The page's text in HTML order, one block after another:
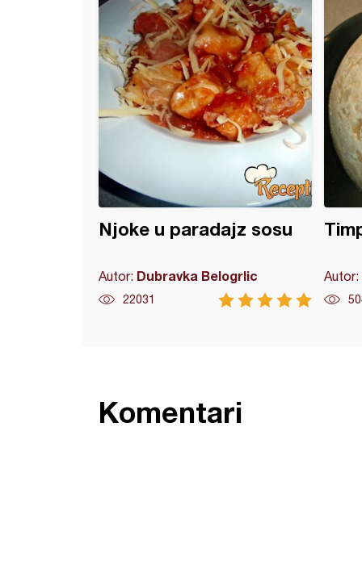
Njoke u paradajz sosu
Autor: Dubravka Belogrlic
22031
Autor:
Komentari